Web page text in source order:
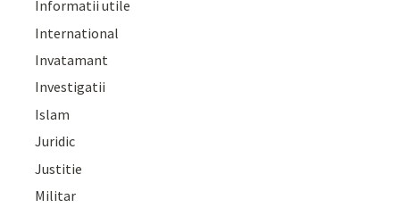
Informatii utile
International
Invatamant
Investigatii
Islam
Juridic
Justitie
Militar